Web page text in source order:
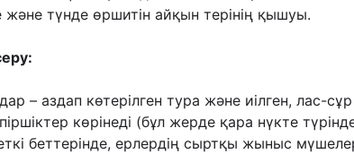
жəне түнде өршитін айқын терінің қышуы.
– аздап көтерілген тура жəне иілген, лас-
көрінеді (бұл жерде қара нүкте
беттерінде, ерлердің сыртқы жыныс